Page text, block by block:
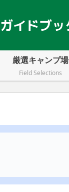
厳選キャンプ場
Field Selections